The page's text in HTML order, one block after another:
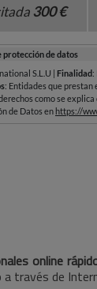
online
a través de